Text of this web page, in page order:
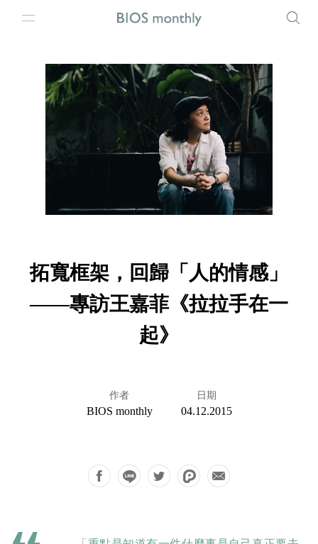
拓寬框架，回歸「人的情感」
——專訪王嘉菲《拉拉手在一
起》
作者
BIOS monthly
日期
04.12.2015